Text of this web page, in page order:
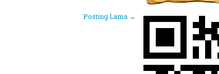
Posting Lama →